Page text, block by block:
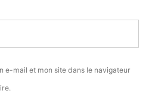
e-mail et mon site dans le navigateur